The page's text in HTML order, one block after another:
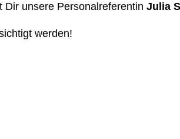
unsere Personalreferentin Julia
werden!